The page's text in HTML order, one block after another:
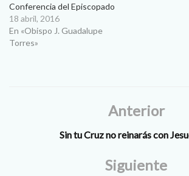
Conferencia del Episcopado
Mexicano y sobre la nueva
exhortación del Papa
Francisco Amoris Laetitia.
18 abril, 2016
En «Obispo J. Guadalupe
Torres»
Anterior
Sin tu Cruz no reinarás con
Siguiente